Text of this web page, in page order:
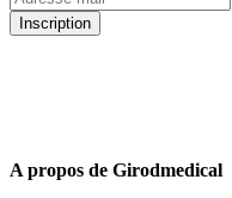
Inscription
A propos de Girodmedical